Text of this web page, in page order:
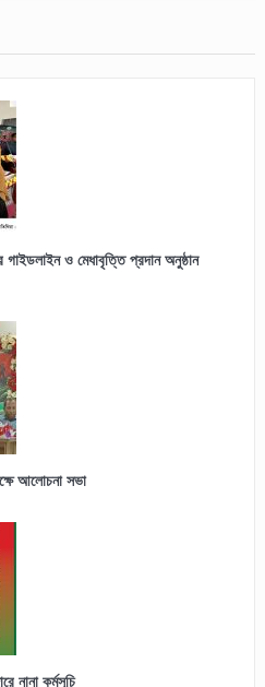
গাইডলাইন ও মেধাবৃত্তি প্রদান অনুষ্ঠান
আলোচনা সভা
নানা কর্মসূচি